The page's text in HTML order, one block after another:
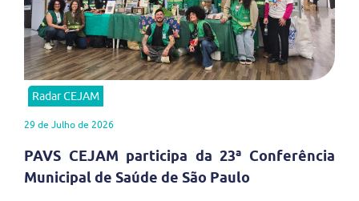
Radar CEJAM
29 de Julho de 2026
PAVS CEJAM participa da 23ª Conferência
Municipal de Saúde de São Paulo